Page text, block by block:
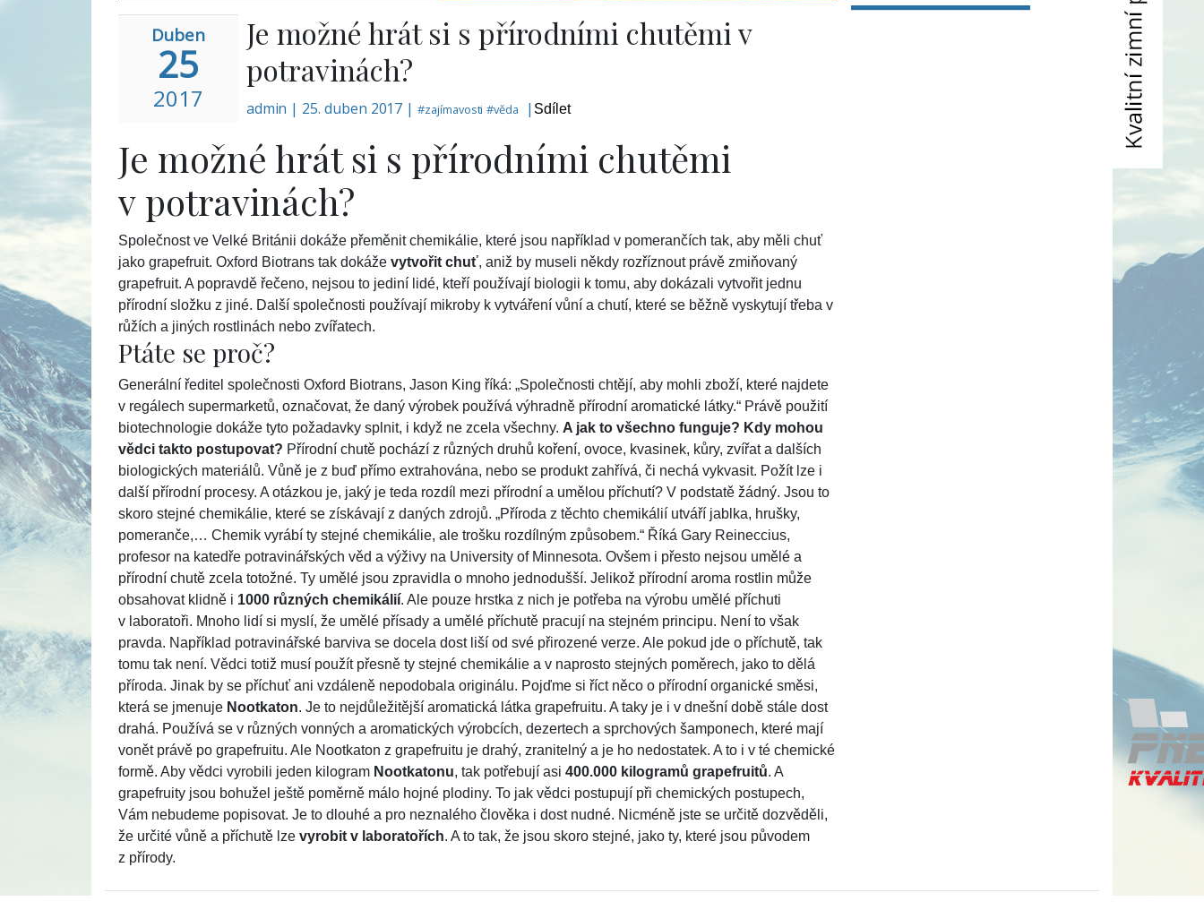
Duben
25
2017
Je možné hrát si s přírodními chutěmi v
potravinách?
admin | 25. duben 2017 |#zajímavosti #věda | Sdílet
Je možné hrát si s přírodními chutěmi
v potravinách?
Společnost ve Velké Británii dokáže přeměnit chemikálie, které jsou například v pomerančích tak, aby měli chuť
jako grapefruit. Oxford Biotrans tak dokáže vytvořit chuť, aniž by museli někdy rozříznout právě zmiňovaný
grapefruit. A popravdě řečeno, nejsou to jediní lidé, kteří používají biologii k tomu, aby dokázali vytvořit jednu
přírodní složku z jiné. Další společnosti používají mikroby k vytváření vůní a chutí, které se běžně vyskytují třeba v
růžích a jiných rostlinách nebo zvířatech.
Ptáte se proč?
Generální ředitel společnosti Oxford Biotrans, Jason King říká: „Společnosti chtějí, aby mohli zboží, které najdete
v regálech supermarketů, označovat, že daný výrobek používá výhradně přírodní aromatické látky.“ Právě použití
biotechnologie dokáže tyto požadavky splnit, i když ne zcela všechny. A jak to všechno funguje? Kdy mohou
vědci takto postupovat? Přírodní chutě pochází z různých druhů koření, ovoce, kvasinek, kůry, zvířat a dalších
biologických materiálů. Vůně je z buď přímo extrahována, nebo se produkt zahřívá, či nechá vykvasit. Požít lze i
další přírodní procesy. A otázkou je, jaký je teda rozdíl mezi přírodní a umělou příchutí? V podstatě žádný. Jsou to
skoro stejné chemikálie, které se získávají z daných zdrojů. „Příroda z těchto chemikálií utváří jablka, hrušky,
pomeranče,… Chemik vyrábí ty stejné chemikálie, ale trošku rozdílným způsobem.“ Říká Gary Reineccius,
profesor na katedře potravinářských věd a výživy na University of Minnesota. Ovšem i přesto nejsou umělé a
přírodní chutě zcela totožné. Ty umělé jsou zpravidla o mnoho jednodušší. Jelikož přírodní aroma rostlin může
obsahovat klidně i 1000 různých chemikálií. Ale pouze hrstka z nich je potřeba na výrobu umělé příchuti
v laboratoři. Mnoho lidí si myslí, že umělé přísady a umělé příchutě pracují na stejném principu. Není to však
pravda. Například potravinářské barviva se docela dost liší od své přirozené verze. Ale pokud jde o příchutě, tak
tomu tak není. Vědci totiž musí použít přesně ty stejné chemikálie a v naprosto stejných poměrech, jako to dělá
příroda. Jinak by se příchuť ani vzdáleně nepodobala originálu. Pojďme si říct něco o přírodní organické směsi,
která se jmenuje Nootkaton. Je to nejdůležitější aromatická látka grapefruitu. A taky je i v dnešní době stále dost
drahá. Používá se v různých vonných a aromatických výrobcích, dezertech a sprchových šamponech, které mají
vonět právě po grapefruitu. Ale Nootkaton z grapefruitu je drahý, zranitelný a je ho nedostatek. A to i v té chemické
formě. Aby vědci vyrobili jeden kilogram Nootkatonu, tak potřebují asi 400.000 kilogramů grapefruitů. A
grapefruity jsou bohužel ještě poměrně málo hojné plodiny. To jak vědci postupují při chemických postupech,
Vám nebudeme popisovat. Je to dlouhé a pro neznalého člověka i dost nudné. Nicméně jste se určitě dozvěděli,
že určité vůně a příchutě lze vyrobit v laboratořích. A to tak, že jsou skoro stejné, jako ty, které jsou původem
z přírody.